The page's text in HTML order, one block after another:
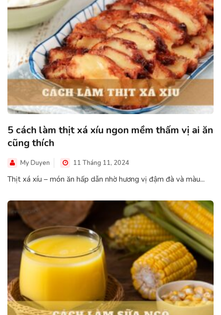
5 cách làm thịt xá xíu ngon mềm thấm vị ai ăn
cũng thích
My Duyen 11 Tháng 11, 2024
Thịt xá xíu – món ăn hấp dẫn nhờ hương vị đậm đà và màu...